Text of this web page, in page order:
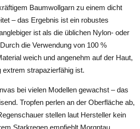
Baumwollgarn zu einem dicht
– das Ergebnis ist ein robustes
ist als die üblichen Nylon- oder
die Verwendung von 100 %
weich und angenehm auf der Haut,
extrem strapazierfähig ist.
bei vielen Modellen gewachst – das
Tropfen perlen an der Oberfläche ab,
stellen laut Hersteller kein